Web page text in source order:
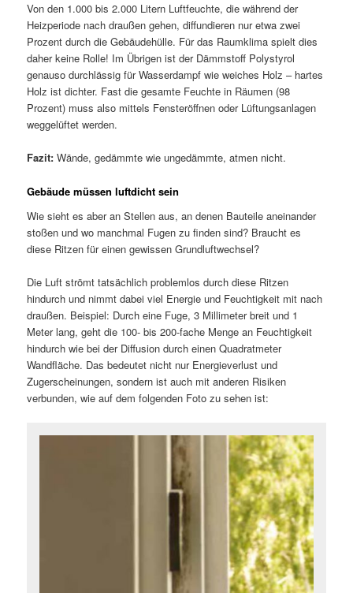
Von den 1.000 bis 2.000 Litern Luftfeuchte, die während der
Heizperiode nach draußen gehen, diffundieren nur etwa zwei
Prozent durch die Gebäudehülle. Für das Raumklima spielt dies
daher keine Rolle! Im Übrigen ist der Dämmstoff Polystyrol
genauso durchlässig für Wasserdampf wie weiches Holz – hartes
Holz ist dichter. Fast die gesamte Feuchte in Räumen (98
Prozent) muss also mittels Fensteröffnen oder Lüftungsanlagen
weggelüftet werden.
Fazit: Wände, gedämmte wie ungedämmte, atmen nicht.
Gebäude müssen luftdicht sein
Wie sieht es aber an Stellen aus, an denen Bauteile aneinander
stoßen und wo manchmal Fugen zu finden sind? Braucht es
diese Ritzen für einen gewissen Grundluftwechsel?
Die Luft strömt tatsächlich problemlos durch diese Ritzen
hindurch und nimmt dabei viel Energie und Feuchtigkeit mit nach
draußen. Beispiel: Durch eine Fuge, 3 Millimeter breit und 1
Meter lang, geht die 100- bis 200-fache Menge an Feuchtigkeit
hindurch wie bei der Diffusion durch einen Quadratmeter
Wandfläche. Das bedeutet nicht nur Energieverlust und
Zugerscheinungen, sondern ist auch mit anderen Risiken
verbunden, wie auf dem folgenden Foto zu sehen ist: